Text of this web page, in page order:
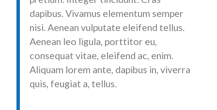
dapibus. Vivamus elementum semper
nisi. Aenean vulputate eleifend tellus.
Aenean leo ligula, porttitor eu,
consequat vitae, eleifend ac, enim.
Aliquam lorem ante, dapibus in, viverra
quis, feugiat a, tellus.